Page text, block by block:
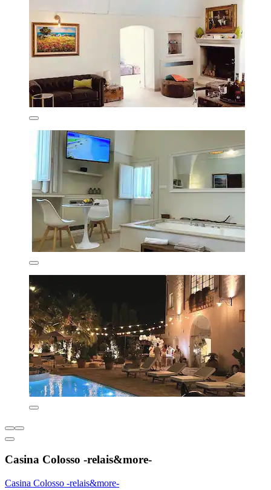
Casina Colosso -relais&more-
Casina Colosso -relais&more-